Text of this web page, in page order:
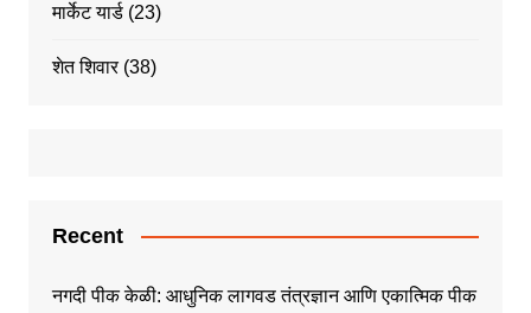
मार्केट यार्ड(23)
शेत शिवार(38)
Recent
नगदी पीक केळी: आधुनिक लागवड तंत्रज्ञान आणि एकात्मिक पीक